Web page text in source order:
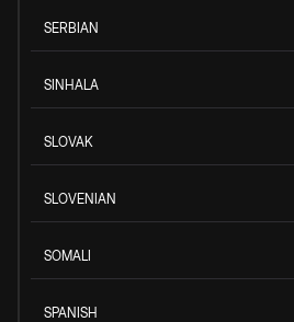
SERBIAN
SINHALA
SLOVAK
SLOVENIAN
SOMALI
SPANISH